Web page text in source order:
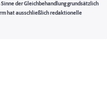
der Gleichbehandlung grundsätzlich
hat ausschließlich redaktionelle